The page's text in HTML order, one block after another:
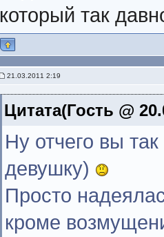
который так
21.03.2011 2:19
Цитата(Гость @
Ну отчего вы
девушку)
Просто
кроме